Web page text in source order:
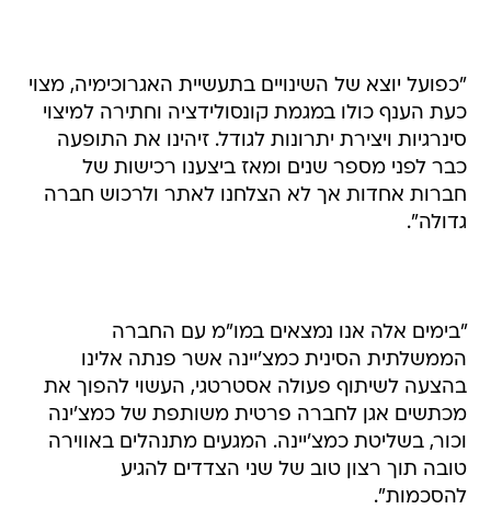
"כפועל יוצא של השינויים בתעשיית האגרוכימיה, מצוי
כעת הענף כולו במגמת קונסולידציה וחתירה למיצוי
סינרגיות ויצירת יתרונות לגודל. זיהינו את התופעה
כבר לפני מספר שנים ומאז ביצענו רכישות של
חברות אחדות אך לא הצלחנו לאתר ולרכוש חברה
גדולה".
"בימים אלה אנו נמצאים במו"מ עם החברה
הממשלתית הסינית כמצ'יינה אשר פנתה אלינו
בהצעה לשיתוף פעולה אסטרטגי, העשוי להפוך את
מכתשים אגן לחברה פרטית משותפת של כמצ'ינה
וכור, בשליטת כמצ'יינה. המגעים מתנהלים באווירה
טובה תוך רצון טוב של שני הצדדים להגיע
להסכמות".